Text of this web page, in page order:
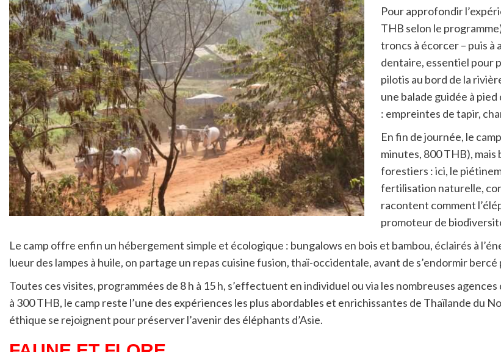
Pour approfondir
THB selon le
troncs à écorcer – puis à
dentaire, essentiel pour
pilotis au bord de la
une balade guidée à
: empreintes de tapir,
En fin de journée, le
minutes, 800 THB),
forestiers : ici, le
fertilisation naturelle,
racontent comment
promoteur de
Le camp offre enfin un hébergement simple et écologique : bungalows en bois et bambou, éclairés à
lueur des lampes à huile, on partage un repas cuisine fusion, thaï-occidentale, avant de s’endormir
Toutes ces visites, programmées de 8 h à 15 h, s’effectuent en individuel ou via les nombreuses
à 300 THB, le camp reste l’une des expériences les plus abordables et enrichissantes de Thaïlande du
éthique se rejoignent pour préserver l’avenir des éléphants d’Asie.